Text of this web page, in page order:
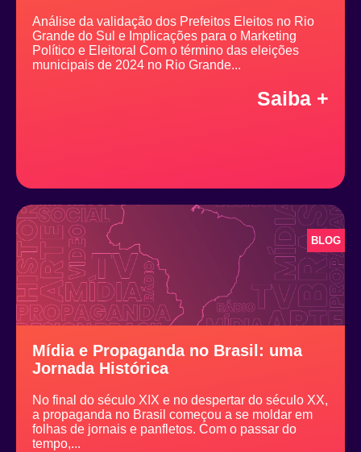
Análise da validação dos Prefeitos Eleitos no Rio
Grande do Sul e Implicações para o Marketing
Político e Eleitoral Com o término das eleições
municipais de 2024 no Rio Grande...
Saiba +
BLOG
Mídia e Propaganda no Brasil: uma
Jornada Histórica
No final do século XIX e no despertar do século XX,
a propaganda no Brasil começou a se moldar em
folhas de jornais e panfletos. Com o passar do
tempo,...